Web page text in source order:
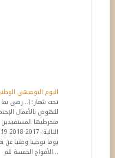
اليوم التوجيهي
تحت شعار: (...رضى
للنهوض بالأعمال
منخرطيها
يوما توجيبا وطنيا
الأفواج الخمسة للم...